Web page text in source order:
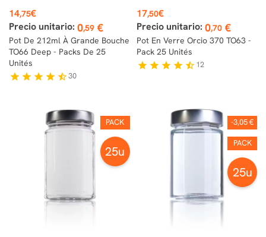
Prix
14,75€
Precio unitario: 0,59 €
Pot De 212ml À Grande Bouche
TO66 Deep - Packs De 25
Unités
star star star star star_half30
Prix
17,50€
Precio unitario: 0,70€
Pot En Verre Orcio 370 TO63 -
Pack 25 Unités
star star star star star_half 12
PACK
25u
-3,05 €
PACK
25u